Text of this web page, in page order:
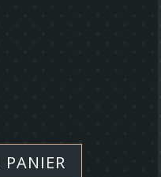
PANIER